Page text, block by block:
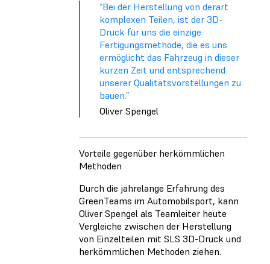
“Bei der Herstellung von derart
komplexen Teilen, ist der 3D-
Druck für uns die einzige
Fertigungsmethode, die es uns
ermöglicht das Fahrzeug in dieser
kurzen Zeit und entsprechend
unserer Qualitätsvorstellungen zu
bauen.”
Oliver Spengel
Vorteile gegenüber herkömmlichen
Methoden
Durch die jahrelange Erfahrung des
GreenTeams im Automobilsport, kann
Oliver Spengel als Teamleiter heute
Vergleiche zwischen der Herstellung
von Einzelteilen mit SLS 3D-Druck und
herkömmlichen Methoden ziehen.